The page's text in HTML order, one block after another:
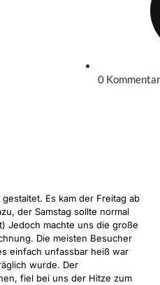
0
Es kam der Freitag ab
der Samstag sollte normal
Jedoch machte uns die große
Die meisten Besucher
einfach unfassbar heiß war
wurde. Der
fiel bei uns der Hitze zum